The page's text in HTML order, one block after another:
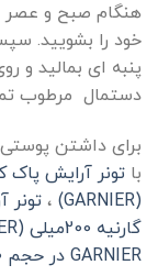
هنگام صبح و عصر
خود را بشویید.
پنبه ای بمالید
دستمال مرطوب
برای داشتن پوستی
با
(GARNIER)
،
گارنیه 200میلی (GARNIER)
GARNIER در حجم 150 میلی لیتر